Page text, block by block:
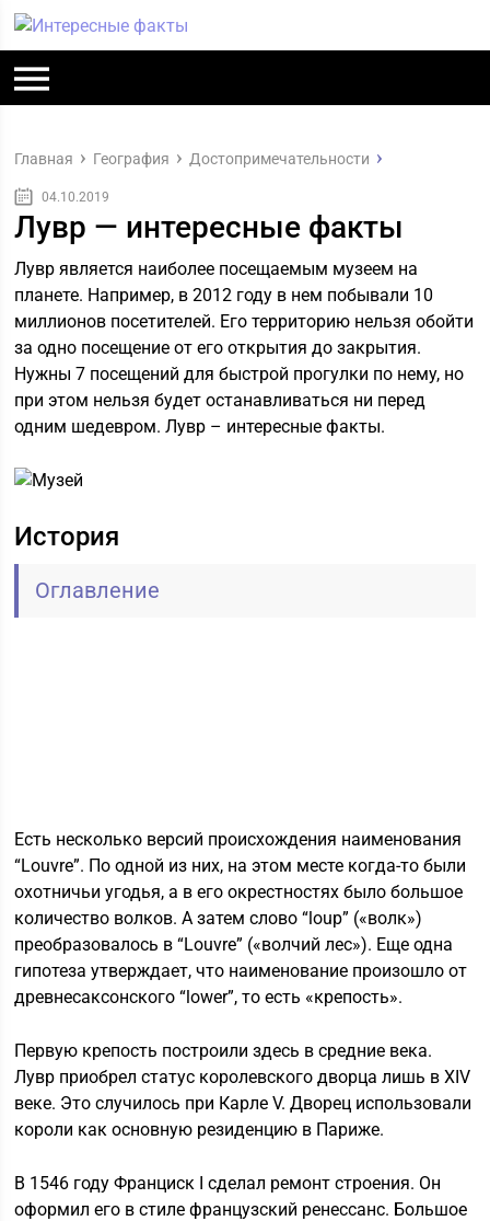
Главная География Достопримечательности
04.10.2019
Лувр — интересные факты
Лувр является наиболее посещаемым музеем на
планете. Например, в 2012 году в нем побывали 10
миллионов посетителей. Его территорию нельзя обойти
за одно посещение от его открытия до закрытия.
Нужны 7 посещений для быстрой прогулки по нему, но
при этом нельзя будет останавливаться ни перед
одним шедевром. Лувр – интересные факты.
История
Оглавление
Есть несколько версий происхождения наименования
“Louvre”. По одной из них, на этом месте когда-то были
охотничьи угодья, а в его окрестностях было большое
количество волков. А затем слово “loup” («волк»)
преобразовалось в “Louvre” («волчий лес»). Еще одна
гипотеза утверждает, что наименование произошло от
древнесаксонского “lower”, то есть «крепость».
Первую крепость построили здесь в средние века.
Лувр приобрел статус королевского дворца лишь в ХIV
веке. Это случилось при Карле V. Дворец использовали
короли как основную резиденцию в Париже.
В 1546 году Франциск I сделал ремонт строения. Он
оформил его в стиле французский ренессанс. Большое